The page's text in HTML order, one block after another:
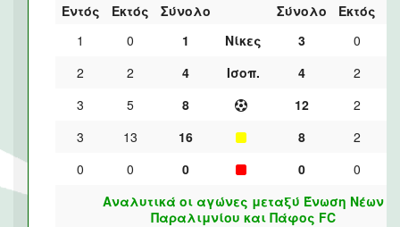
Εντός Εκτός Σύνολο Σύνολο Εκτός
1
0 1 Νίκες 3
0
2
2 4 Ισοπ. 4
2
3
5 8 12 2
3
13 16 8
2
0
0 0 0
0
Αναλυτικά οι αγώνες μεταξύ Ένωση Νέων
Παραλιμνίου και Πάφος FC